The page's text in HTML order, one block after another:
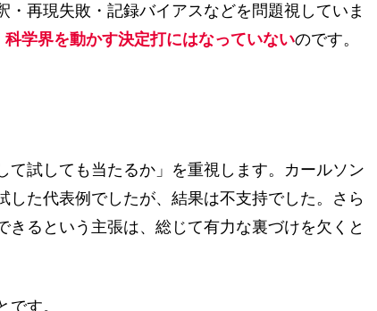
再現失敗・記録バイアスなどを問題視していま
科学界を動かす決定打にはなっていないのです。
試しても当たるか」を重視します。カールソン
た代表例でしたが、結果は不支持でした。さら
るという主張は、総じて有力な裏づけを欠くと
です。